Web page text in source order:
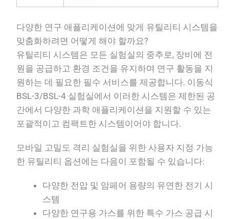
다양한 연구 애플리케이션에 맞게 유틸리티 시스템을
맞춤화하려면 어떻게 해야 할까요?
유틸리티 시스템은 모든 실험실의 중추로, 장비에 전
원을 공급하고 환경 조건을 유지하며 연구 활동을 지
원하는 데 필요한 필수 서비스를 제공합니다. 이동식
BSL-3/BSL-4 실험실에서 이러한 시스템은 제한된 공
간에서 다양한 과학 애플리케이션을 지원할 수 있는
포괄적이고 컴팩트한 시스템이어야 합니다.
모바일 고밀도 격리 실험실을 위한 사용자 지정 가능
한 유틸리티 옵션에는 다음이 포함될 수 있습니다:
다양한 전압 및 암페어 용량의 유연한 전기 시
스템
다양한 연구용 가스를 위한 특수 가스 공급 시